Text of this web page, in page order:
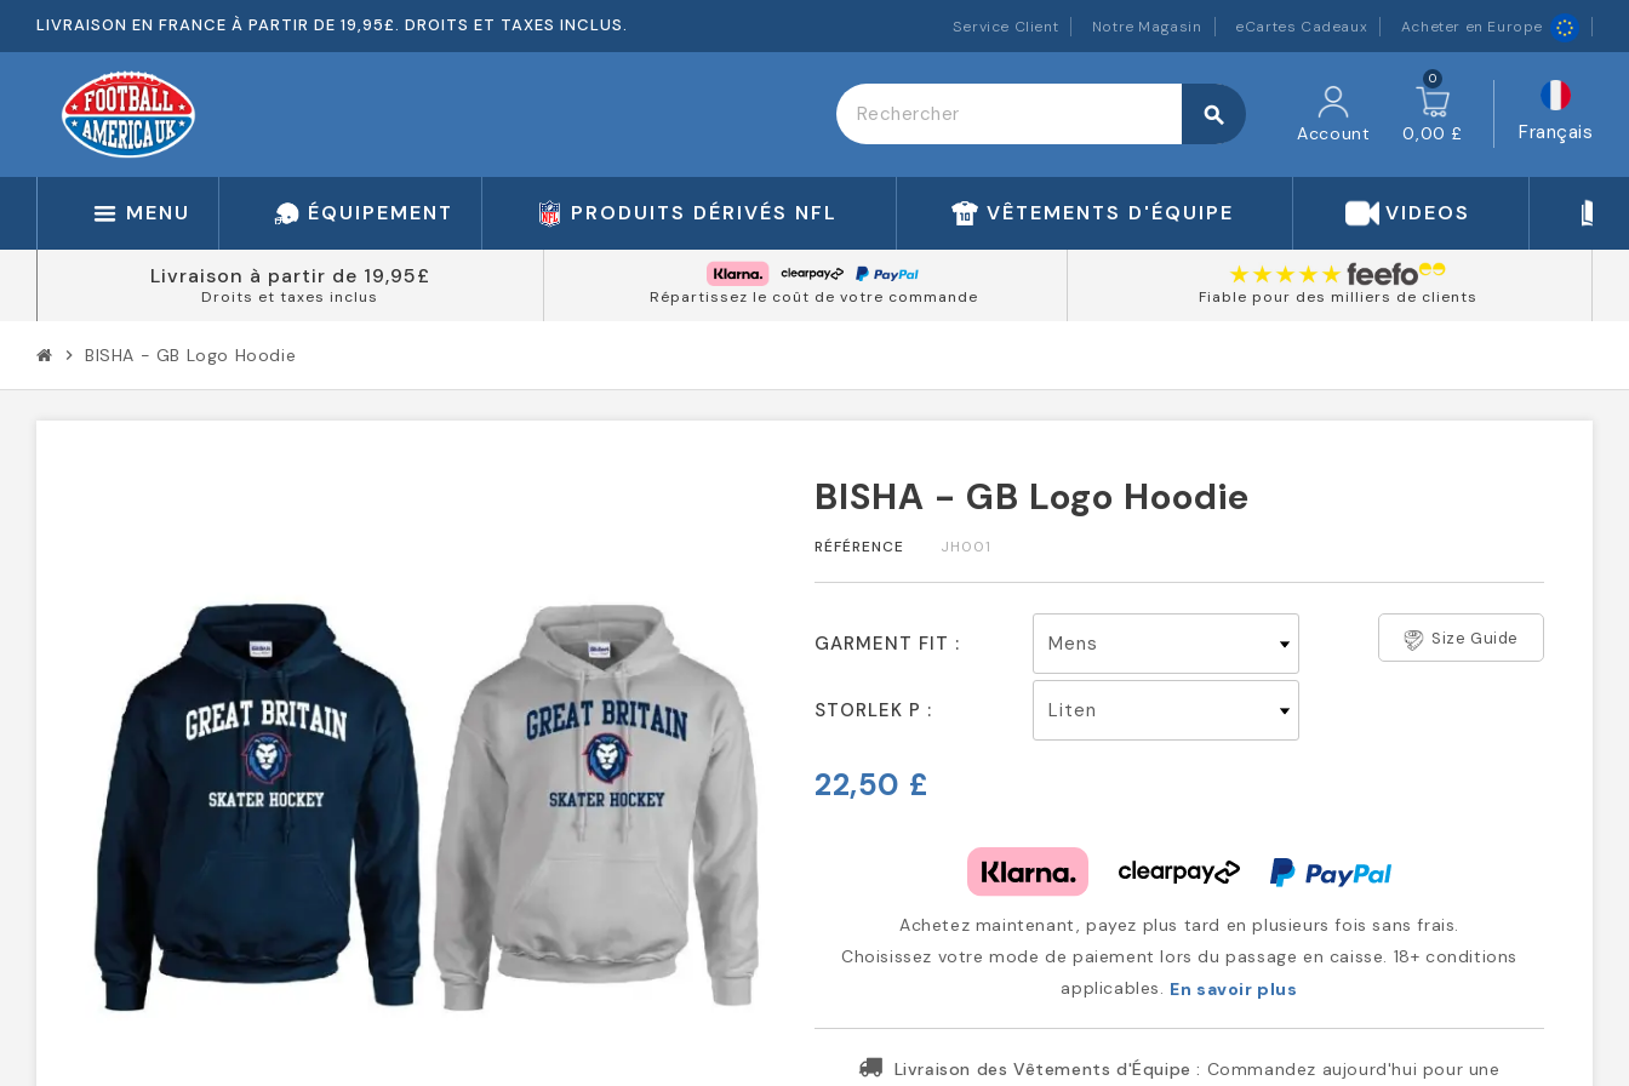
LIVRAISON EN FRANCE À PARTIR DE 19,95£. DROITS ET TAXES INCLUS. Service Client Notre Magasin eCartes Cadeaux Acheter en Europe
search
Account
0
0,00 £ Français
MENU ÉQUIPEMENT PRODUITS DÉRIVÉS NFL VÊTEMENTS D'ÉQUIPE VIDEOS
Livraison à partir de 19,95£
Droits et taxes inclus Répartissez le coût de votre commande Fiable pour des milliers de clients
chevron_right BISHA - GB Logo Hoodie
BISHA - GB Logo Hoodie
RÉFÉRENCE JH001
GARMENT FIT : Size Guide
STORLEK P :
22,50 £
Achetez maintenant, payez plus tard en plusieurs fois sans frais.
Choisissez votre mode de paiement lors du passage en caisse. 18+ conditions
applicables. En savoir plus
Livraison des Vêtements d'Équipe : Commandez aujourd'hui pour une